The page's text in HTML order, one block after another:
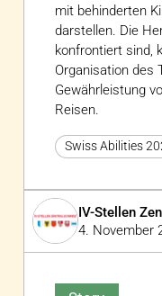
mit behinderten
darstellen. Die
konfrontiert sind,
Organisation des
Gewährleistung
Reisen.
Swiss Abilities
IV-Stellen
4. November